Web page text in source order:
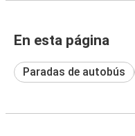
En esta página
Paradas de autobús